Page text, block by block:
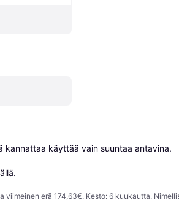
kannattaa käyttää vain suuntaa antavina.
.
erä 174,63€. Kesto: 6 kuukautta.